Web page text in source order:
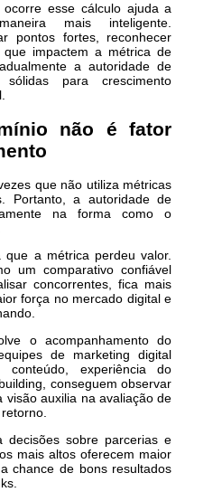
esse cálculo ajuda a
mais inteligente.
pontos fortes, reconhecer
impactem a métrica de
a autoridade de
para crescimento
não é fator
que não utiliza métricas
Portanto, a autoridade de
na forma como o
a métrica perdeu valor.
um comparativo confiável
concorrentes, fica mais
força no mercado digital e
o acompanhamento do
de marketing digital
conteúdo, experiência do
conseguem observar
visão auxilia na avaliação de
decisões sobre parcerias e
mais altos oferecem maior
chance de bons resultados